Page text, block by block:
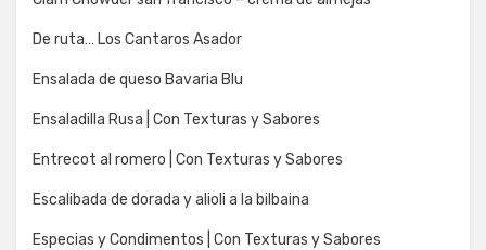
De ruta… Los Cantaros Asador
Ensalada de queso Bavaria Blu
Ensaladilla Rusa | Con Texturas y Sabores
Entrecot al romero | Con Texturas y Sabores
Escalibada de dorada y alioli a la bilbaina
Especias y Condimentos | Con Texturas y Sabores